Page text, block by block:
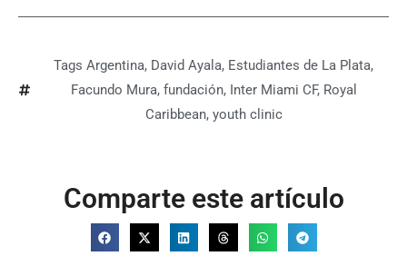
Tags Argentina, David Ayala, Estudiantes de La Plata,
Facundo Mura, fundación, Inter Miami CF, Royal
Caribbean, youth clinic
Comparte este artículo